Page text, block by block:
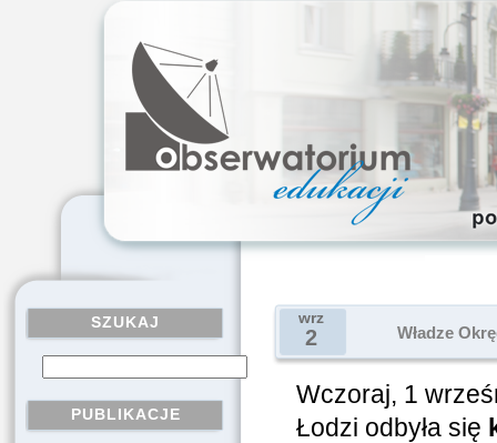
SZUKAJ
PUBLIKACJE
wrz
2 Władze
Wczoraj, 1
Łodzi odbyła się